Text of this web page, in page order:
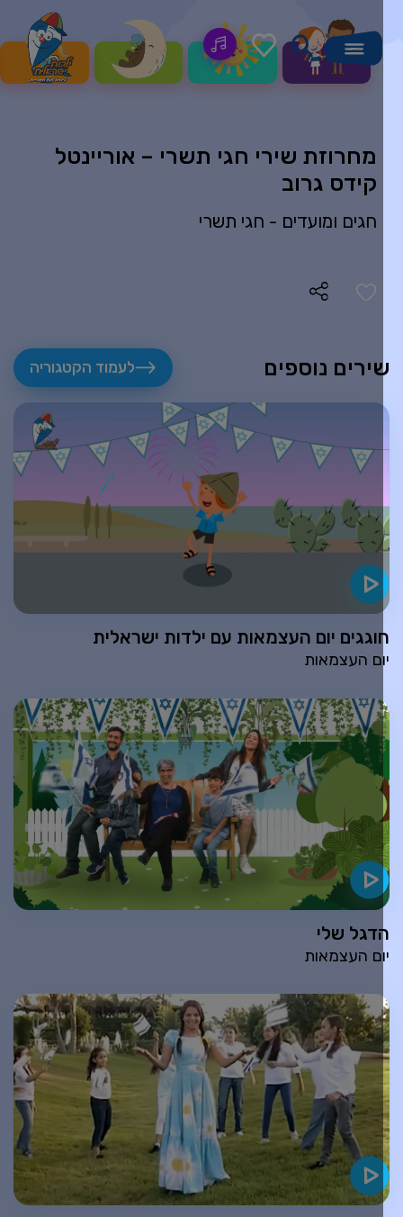
מחרוזת שירי חגי תשרי – אוריינטל
קידס גרוב
חגים ומועדים - חגי תשרי
נוספים לעמוד הקטגוריה
יום העצמאות עם ילדות ישראלית
העצמאות
שלי
העצמאות